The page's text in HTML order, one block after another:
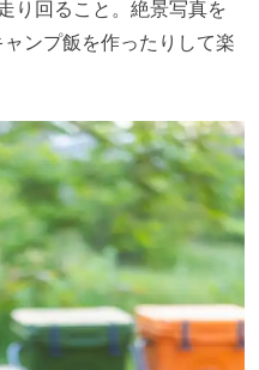
り回ること。絶景写真を
ンプ飯を作ったりして楽